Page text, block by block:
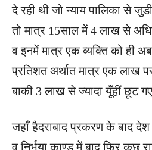
दे रही थी जो न्याय पालिका से
तो मात्र 15साल में 4 लाख से
व इनमें मात्र एक व्यक्ति को ही
प्रतिशत अर्थात मात्र एक लाख
बाकी 3 लाख से ज्यादा यूँहीं छूट
जहाँ हैदराबाद प्रकरण के बाद देश
व निर्भया काण्ड में बाद फिर कुछ